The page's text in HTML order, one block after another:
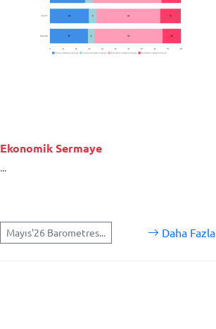
Ekonomik Sermaye
...
Mayıs'26 Barometres... Daha Fazla